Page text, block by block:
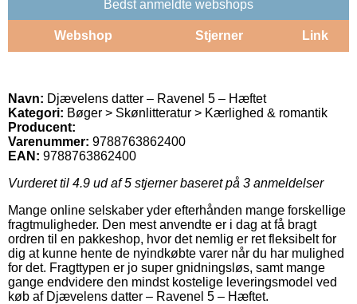
Bedst anmeldte webshops
Webshop Stjerner Link
Navn: Djævelens datter – Ravenel 5 – Hæftet
Kategori: Bøger > Skønlitteratur > Kærlighed & romantik
Producent:
Varenummer: 9788763862400
EAN: 9788763862400
Vurderet til 4.9 ud af 5 stjerner baseret på 3 anmeldelser
Mange online selskaber yder efterhånden mange forskellige
fragtmuligheder. Den mest anvendte er i dag at få bragt
ordren til en pakkeshop, hvor det nemlig er ret fleksibelt for
dig at kunne hente de nyindkøbte varer når du har mulighed
for det. Fragttypen er jo super gnidningsløs, samt mange
gange endvidere den mindst kostelige leveringsmodel ved
køb af Djævelens datter – Ravenel 5 – Hæftet.